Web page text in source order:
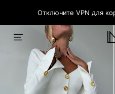
Отключите VPN для